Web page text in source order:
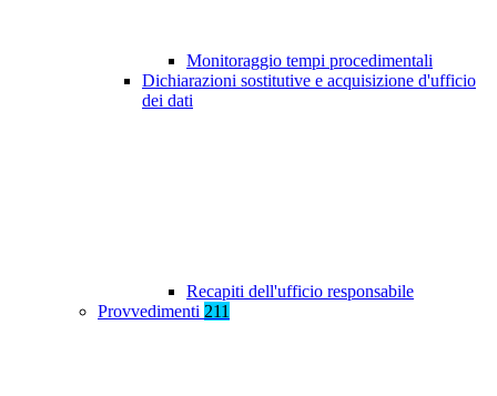
Monitoraggio tempi procedimentali
Dichiarazioni sostitutive e acquisizione d'ufficio
dei dati
Recapiti dell'ufficio responsabile
Provvedimenti 211